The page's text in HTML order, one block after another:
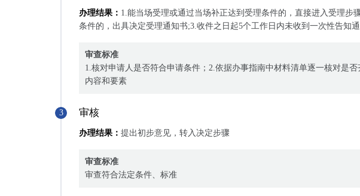
办理结果： 1.能当场受理或通过当场补正达到受理条件的，直接进入受理步
条件的，出具决定受理通知书;3.收件之日起5个工作日内未收到一次性告知
审查标准
1.核对申请人是否符合申请条件；2.依据办事指南中材料清单逐一核对是
内容和要素
3 审核
办理结果： 提出初步意见，转入决定步骤
审查标准
审查符合法定条件、标准